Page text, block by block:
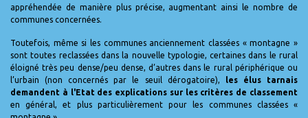
appréhendée de manière plus précise, augmentant ainsi le nombre de
communes concernées.
Toutefois, même si les communes anciennement classées « montagne »
sont toutes reclassées dans la nouvelle typologie, certaines dans le rural
éloigné très peu dense/peu dense, d’autres dans le rural périphérique ou
l’urbain (non concernés par le seuil dérogatoire), les élus tarnais
demandent à l'Etat des explications sur les critères de classement
en général, et plus particulièrement pour les communes classées «